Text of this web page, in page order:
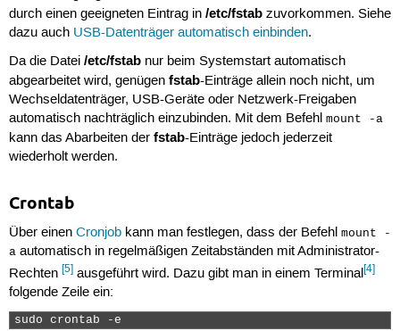
durch einen geeigneten Eintrag in /etc/fstabzuvorkommen. Siehe
dazu auch USB-Datenträger automatisch einbinden.
Da die Datei /etc/fstabnur beim Systemstart automatisch
abgearbeitet wird, genügen fstab-Einträge allein noch nicht, um
Wechseldatenträger, USB-Geräte oder Netzwerk-Freigaben
automatisch nachträglich einzubinden. Mit dem Befehl mount -a
kann das Abarbeiten der fstab-Einträge jedoch jederzeit
wiederholt werden.
Crontab
Über einen Cronjobkann man festlegen, dass der Befehl mount -
aautomatisch in regelmäßigen Zeitabständen mit Administrator-
Rechten [5]ausgeführt wird. Dazu gibt man in einem Terminal[4]
folgende Zeile ein:
sudo crontab -e